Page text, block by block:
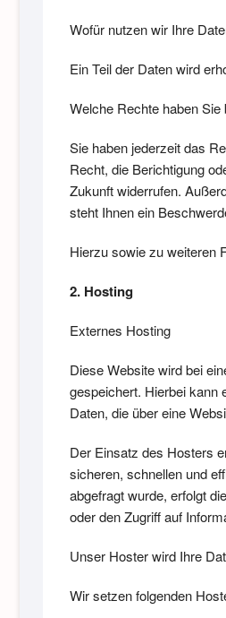
Wofür nutzen wir Ihre
Ein Teil der Daten wird
Welche Rechte haben
Sie haben jederzeit das
Recht, die Berichtigung
Zukunft widerrufen.
steht Ihnen ein
Hierzu sowie zu weiteren
2. Hosting
Externes Hosting
Diese Website wird bei
gespeichert. Hierbei kann
Daten, die über eine
Der Einsatz des Hosters
sicheren, schnellen und
abgefragt wurde, erfolgt
oder den Zugriff auf
Unser Hoster wird Ihre
Wir setzen folgenden